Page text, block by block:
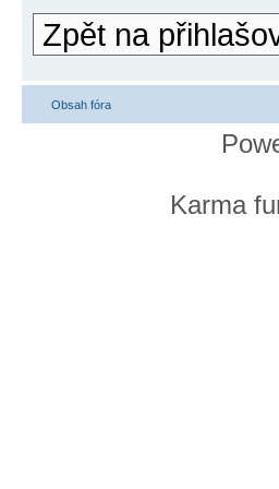
Zpět na
Obsah fóra
Karma